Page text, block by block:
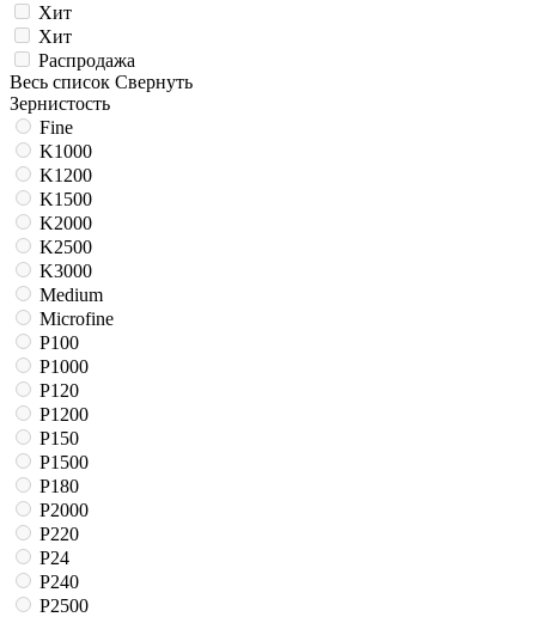
Хит
Хит
Распродажа
Весь список Свернуть
Зернистость
Fine
K1000
K1200
K1500
K2000
K2500
K3000
Medium
Microfine
P100
P1000
P120
P1200
P150
P1500
P180
P2000
P220
P24
P240
P2500